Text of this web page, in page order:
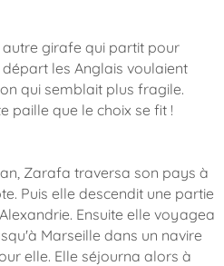
girafe qui partit pour
les Anglais voulaient
qui semblait plus fragile.
paille que le choix se fit !
Zarafa traversa son pays à
Puis elle descendit une partie
Ensuite elle voyagea
Marseille dans un navire
elle. Elle séjourna alors à